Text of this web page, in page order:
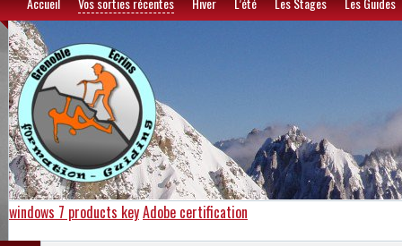
windows 7 products keyAdobe certification